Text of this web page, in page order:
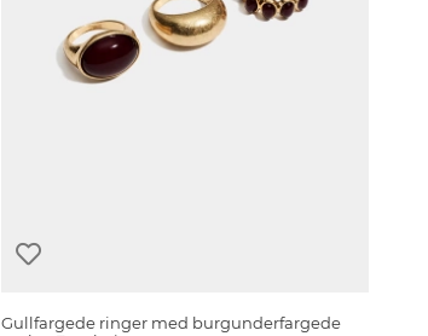
Gullfargede ringer med burgunderfargede